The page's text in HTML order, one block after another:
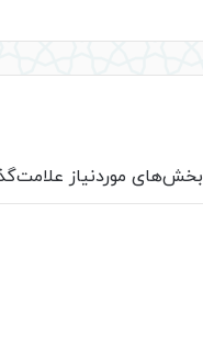
بخش‌های موردنیاز